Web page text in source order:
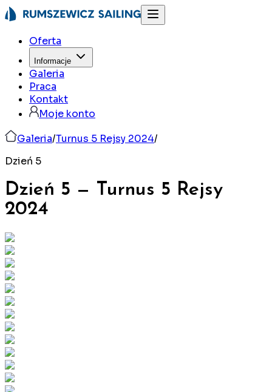
Oferta
Informacje
Galeria
Praca
Kontakt
Moje konto
Galeria/Turnus 5 Rejsy 2024/
Dzień 5
Dzień 5 —
Turnus 5 Rejsy
2024